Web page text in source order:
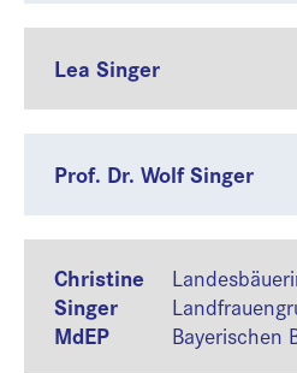
Lea Singer
Prof. Dr. Wolf Singer
Christine
Singer
MdEP
Bayerischen